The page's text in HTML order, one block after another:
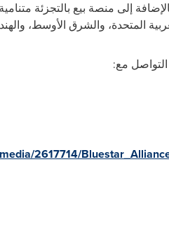
المتحدة، والشرق الأوسط،
مع:
2617714/